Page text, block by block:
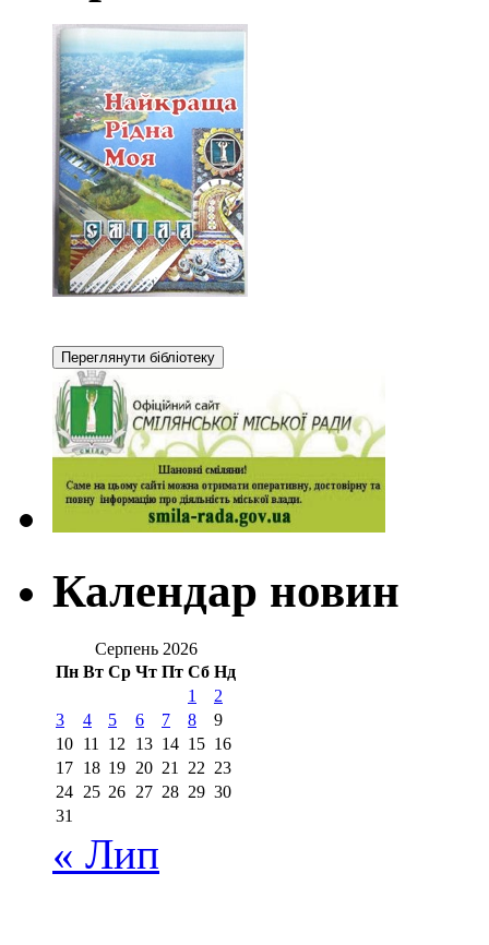
Календар новин
Серпень 2026
Пн Вт Ср Чт Пт Сб Нд
1
2
3
4 5 6 7 8
9
10 11 12 13 14 15 16
17 18 19 20 21 22 23
24 25 26 27 28 29 30
31
« Лип